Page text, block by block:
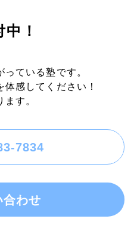
！
ている塾です。
感してください！
す。
7834
合わせ